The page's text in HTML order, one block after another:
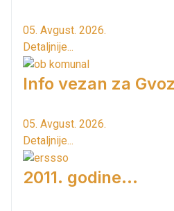
05. Avgust. 2026.
Detaljnije...
Info vezan za
05. Avgust. 2026.
Detaljnije...
2011. godine...